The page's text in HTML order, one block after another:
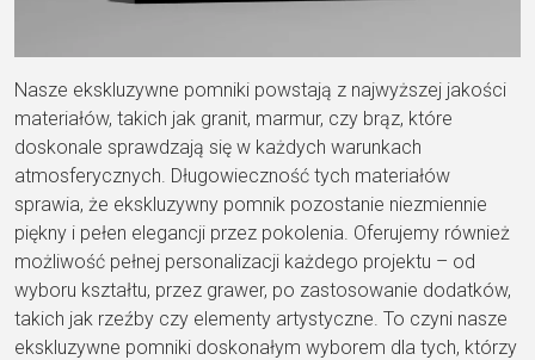
Nasze ekskluzywne pomniki powstają z najwyższej jakości
materiałów, takich jak granit, marmur, czy brąz, które
doskonale sprawdzają się w każdych warunkach
atmosferycznych. Długowieczność tych materiałów
sprawia, że ekskluzywny pomnik pozostanie niezmiennie
piękny i pełen elegancji przez pokolenia. Oferujemy również
możliwość pełnej personalizacji każdego projektu – od
wyboru kształtu, przez grawer, po zastosowanie dodatków,
takich jak rzeźby czy elementy artystyczne. To czyni nasze
ekskluzywne pomniki doskonałym wyborem dla tych, którzy